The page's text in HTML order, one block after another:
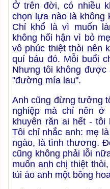
Ở trên đời, có nhiều
chọn lựa nào là không
Chỉ khổ là vì muốn
không hối hận vì bỏ
vô phúc thiệt thòi nên
quí báu đó. Mỗi buổi
Nhưng tôi không được
"đường mía lau".
Anh cũng đừng tưởng
nghiệp mà chỉ nên
khuyên răn ai hết -
Tôi chỉ nhắc anh: mẹ
ngào, là tình thương.
cũng không phải lỗi
muốn anh chị thiệt
túi áo anh một bông